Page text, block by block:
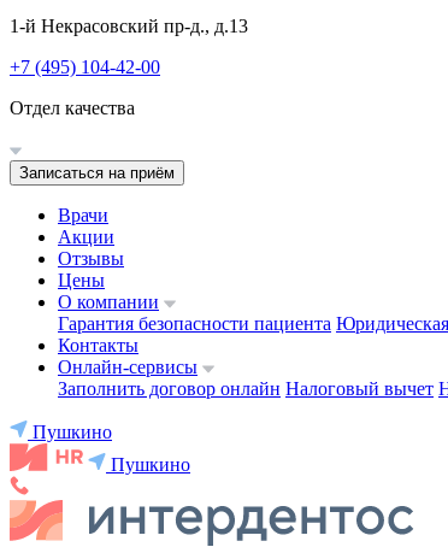
1-й Некрасовский пр-д., д.13
+7 (495) 104-42-00
Отдел качества
Записаться на приём
Врачи
Акции
Отзывы
Цены
О компании
Гарантия безопасности пациента
Контакты
Онлайн-сервисы
Заполнить договор онлайн Налоговый вычет
Пушкино
Пушкино